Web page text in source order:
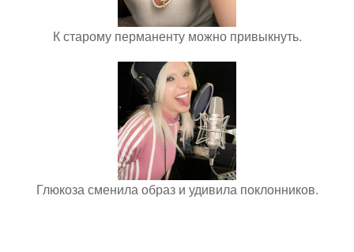
К старому перманенту можно привыкнуть.
Глюкоза сменила образ и удивила поклонников.